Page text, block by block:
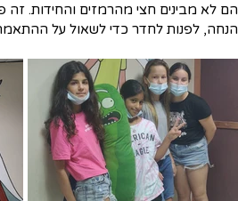
הם לא מבינים חצי מהרמזים והחידות.
הנחה, לפנות לחדר כדי לשאול על